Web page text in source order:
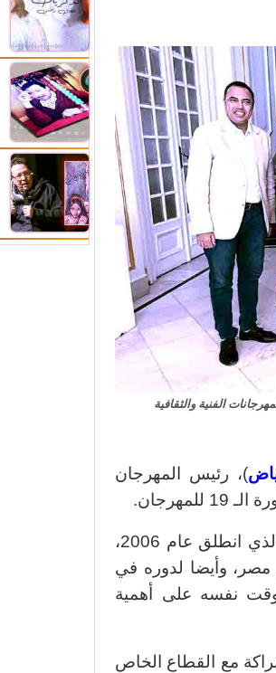
الفنية والثقافية
)، رئيس المهرجان
وأكدت وزيرة الثقافة اهتمامها بالمهرجان برئاسة (محمد رياض)، الذي انطلق عام 2006،
مصر، وأيضا لدوره في
نفسه على أهمية
مع القطاع الخاص